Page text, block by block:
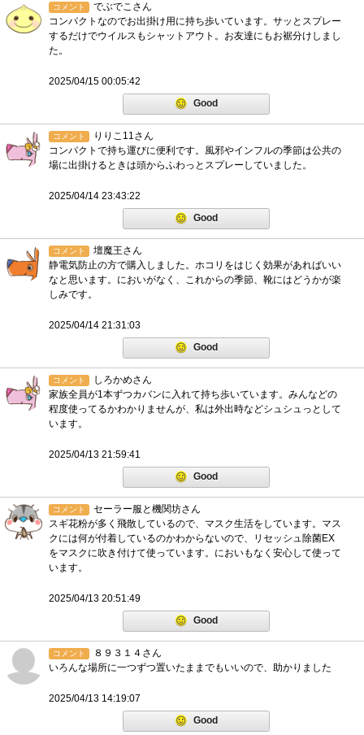
コメント
でぶでこさん
コンパクトなのでお出掛け用に持ち歩いています。サッとスプレー
するだけでウイルスもシャットアウト。お友達にもお裾分けしまし
た。
2025/04/15 00:05:42
Good
コメント
りりこ11さん
コンパクトで持ち運びに便利です。風邪やインフルの季節は公共の
場に出掛けるときは頭からふわっとスプレーしていました。
2025/04/14 23:43:22
Good
コメント
壇魔王さん
静電気防止の方で購入しました。ホコリをはじく効果があればいい
なと思います。においがなく、これからの季節、靴にはどうかが楽
しみです。
2025/04/14 21:31:03
Good
コメント
しろかめさん
家族全員が1本ずつカバンに入れて持ち歩いています。みんなどの
程度使ってるかわかりませんが、私は外出時などシュシュっとして
います。
2025/04/13 21:59:41
Good
コメント
セーラー服と機関坊さん
スギ花粉が多く飛散しているので、マスク生活をしています。マス
クには何が付着しているのかわからないので、リセッシュ除菌EX
をマスクに吹き付けて使っています。においもなく安心して使って
います。
2025/04/13 20:51:49
Good
コメント
８９３１４さん
いろんな場所に一つずつ置いたままでもいいので、助かりました
2025/04/13 14:19:07
Good